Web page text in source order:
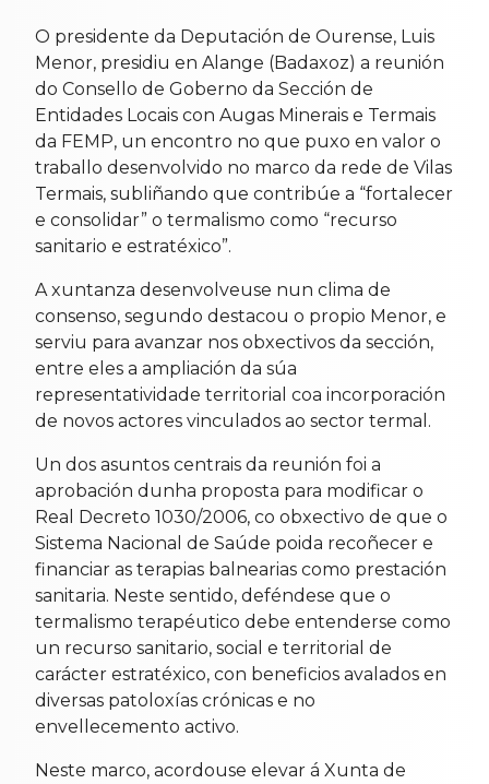
O presidente da Deputación de Ourense, Luis
Menor, presidiu en Alange (Badaxoz) a reunión
do Consello de Goberno da Sección de
Entidades Locais con Augas Minerais e Termais
da FEMP, un encontro no que puxo en valor o
traballo desenvolvido no marco da rede de Vilas
Termais, subliñando que contribúe a “fortalecer
e consolidar” o termalismo como “recurso
sanitario e estratéxico”.
A xuntanza desenvolveuse nun clima de
consenso, segundo destacou o propio Menor, e
serviu para avanzar nos obxectivos da sección,
entre eles a ampliación da súa
representatividade territorial coa incorporación
de novos actores vinculados ao sector termal.
Un dos asuntos centrais da reunión foi a
aprobación dunha proposta para modificar o
Real Decreto 1030/2006, co obxectivo de que o
Sistema Nacional de Saúde poida recoñecer e
financiar as terapias balnearias como prestación
sanitaria. Neste sentido, deféndese que o
termalismo terapéutico debe entenderse como
un recurso sanitario, social e territorial de
carácter estratéxico, con beneficios avalados en
diversas patoloxías crónicas e no
envellecemento activo.
Neste marco, acordouse elevar á Xunta de